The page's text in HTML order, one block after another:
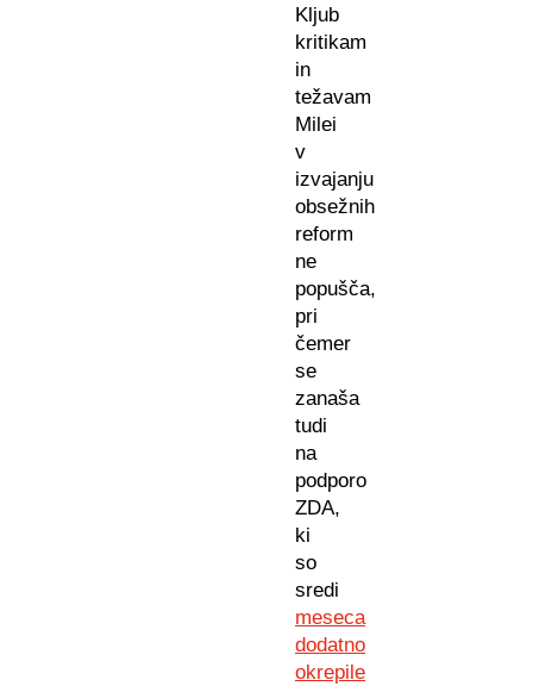
Kljub
kritikam
in
težavam
Milei
v
izvajanju
obsežnih
reform
ne
popušča,
pri
čemer
se
zanaša
tudi
na
podporo
ZDA,
ki
so
sredi
meseca
dodatno
okrepile